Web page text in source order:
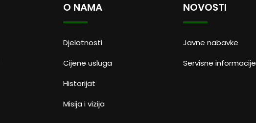
O NAMA
Djelatnosti
Cijene usluga
Historijat
Misija i vizija
NOVOSTI
Javne nabavke
Servisne informacije